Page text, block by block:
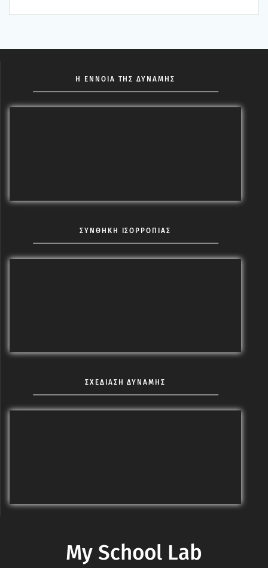
Η ΕΝΝΟΙΑ ΤΗΣ ΔΥΝΑΜΗΣ
ΣΥΝΘΗΚΗ ΙΣΟΡΡΟΠΙΑΣ
ΣΧΕΔΙΑΣΗ ΔΥΝΑΜΗΣ
My School Lab